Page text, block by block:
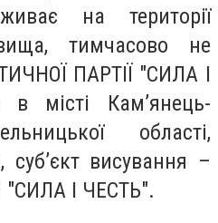
на території
тимчасово не
ПАРТІЇ "СИЛА І
місті Кам’янець-
області,
суб’єкт висування –
І ЧЕСТЬ".